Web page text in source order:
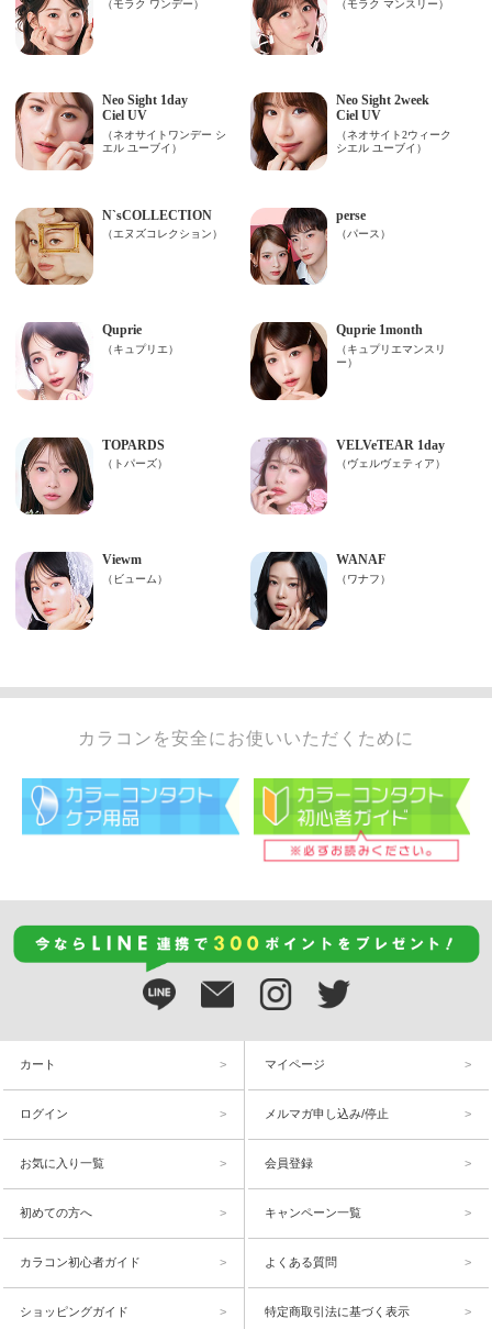
カラコンを安全にお使いいただくために
カート マイページ
ログイン メルマガ申し込み/停止
お気に入り一覧 会員登録
初めての方へ キャンペーン一覧
カラコン初心者ガイド よくある質問
ショッピングガイド 特定商取引法に基づく表示